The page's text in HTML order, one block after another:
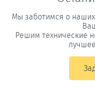
Мы заботимся о наших
Решим технические